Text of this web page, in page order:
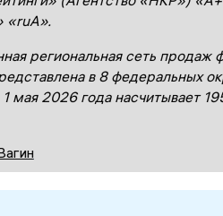
«ruА».
региональная сеть продаж
в 8 федеральных
мая 2026 года насчитывает